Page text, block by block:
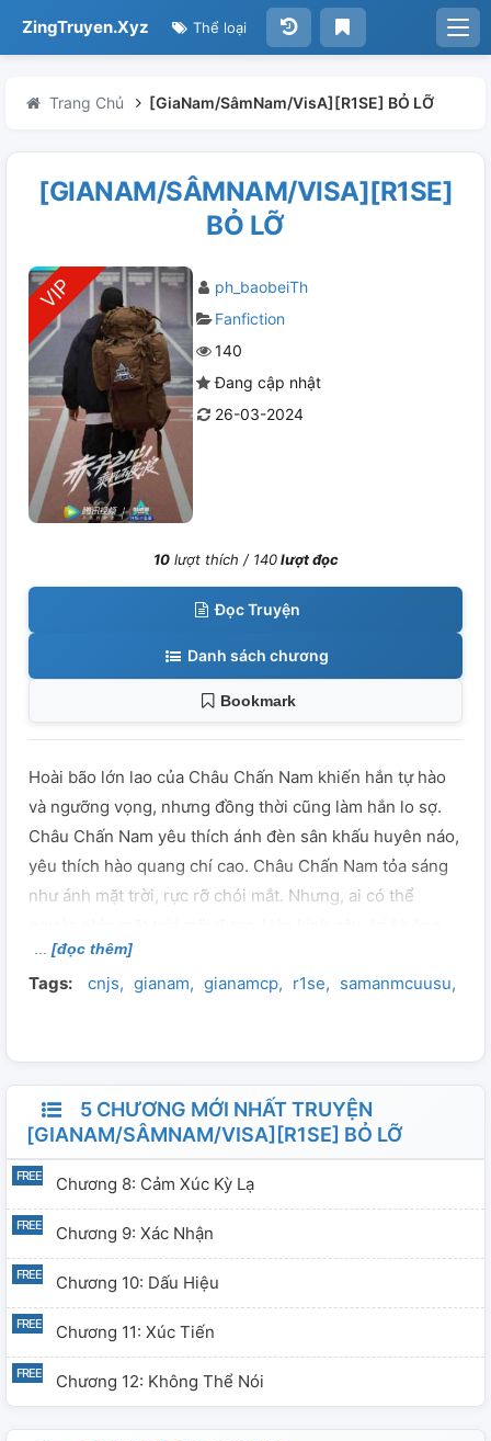
ZingTruyen.Xyz Thể loại
Trang Chủ [GiaNam/SâmNam/VisA][R1SE] BỎ LỠ
[GIANAM/SÂMNAM/VISA][R1SE]
BỎ LỠ
ph_baobeiTh
Fanfiction
140
Đang cập nhật
26-03-2024
10lượt thích / 140lượt đọc
Đọc Truyện
Danh sách chương
Bookmark
Hoài bão lớn lao của Châu Chấn Nam khiến hắn tự hào
và ngưỡng vọng, nhưng đồng thời cũng làm hắn lo sợ.
Châu Chấn Nam yêu thích ánh đèn sân khấu huyên náo,
yêu thích hào quang chí cao. Châu Chấn Nam tỏa sáng
như ánh mặt trời, rực rỡ chói mắt. Nhưng, ai có thể
thể đồng hành cùng cậu.
[đọc thêm]
Tags: cnjs gianam gianamcp r1se samanmcuusu
5 CHƯƠNG MỚI NHẤT TRUYỆN
[GIANAM/SÂMNAM/VISA][R1SE] BỎ LỠ
Chương 8: Cảm Xúc Kỳ Lạ
Chương 9: Xác Nhận
Chương 10: Dấu Hiệu
Chương 11: Xúc Tiến
Chương 12: Không Thể Nói